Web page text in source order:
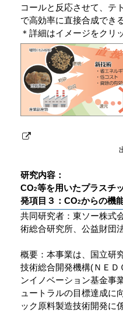
コールと反応させて、テ
で高効率に直接合成でき
＊詳細はイメージをクリ
出典：産総研
研究内容：
CO2等を用いたプラスチ
発項目３：CO2からの機
共同研究者：東ソー株式
術総合研究所、公益財団
概要：本事業は、国立研
技術総合開発機構(ＮＥ
ンイノベーション基金事
ュートラルの目標達成に
ック原料製造技術開発に